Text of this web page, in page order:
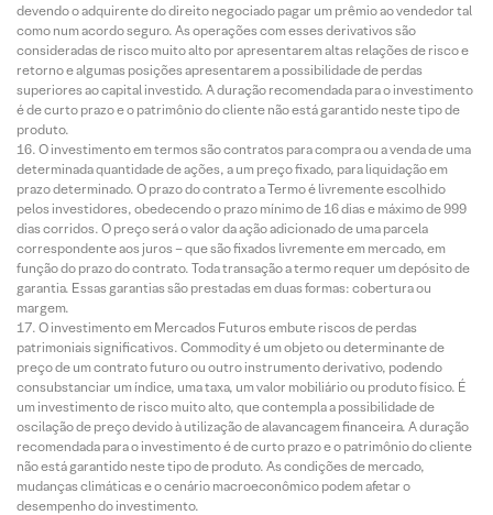
devendo o adquirente do direito negociado pagar um prêmio ao vendedor tal
como num acordo seguro. As operações com esses derivativos são
consideradas de risco muito alto por apresentarem altas relações de risco e
retorno e algumas posições apresentarem a possibilidade de perdas
superiores ao capital investido. A duração recomendada para o investimento
é de curto prazo e o patrimônio do cliente não está garantido neste tipo de
produto.
O investimento em termos são contratos para compra ou a venda de uma
determinada quantidade de ações, a um preço fixado, para liquidação em
prazo determinado. O prazo do contrato a Termo é livremente escolhido
pelos investidores, obedecendo o prazo mínimo de 16 dias e máximo de 999
dias corridos. O preço será o valor da ação adicionado de uma parcela
correspondente aos juros – que são fixados livremente em mercado, em
função do prazo do contrato. Toda transação a termo requer um depósito de
garantia. Essas garantias são prestadas em duas formas: cobertura ou
margem.
O investimento em Mercados Futuros embute riscos de perdas
patrimoniais significativos. Commodity é um objeto ou determinante de
preço de um contrato futuro ou outro instrumento derivativo, podendo
consubstanciar um índice, uma taxa, um valor mobiliário ou produto físico. É
um investimento de risco muito alto, que contempla a possibilidade de
oscilação de preço devido à utilização de alavancagem financeira. A duração
recomendada para o investimento é de curto prazo e o patrimônio do cliente
não está garantido neste tipo de produto. As condições de mercado,
mudanças climáticas e o cenário macroeconômico podem afetar o
desempenho do investimento.